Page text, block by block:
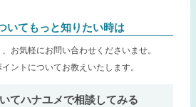
いてもっと知りたい時は
お気軽にお問い合わせくださいませ。
ントについてお教えいたします。
てハナユメで相談してみる